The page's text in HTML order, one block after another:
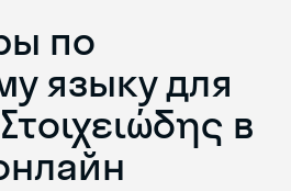
по
языку для
в